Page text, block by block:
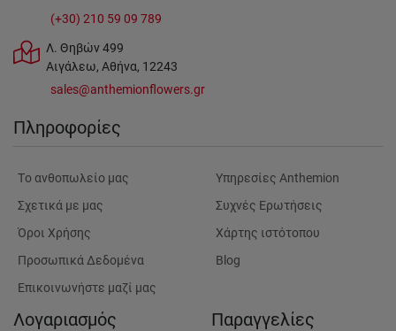
(+30) 210 59 09 789
Λ. Θηβών 499
Αιγάλεω, Αθήνα, 12243
sales@anthemionflowers.gr
Πληροφορίες
Tο ανθοπωλείο μας
Σχετικά με μας
Όροι Χρήσης
Προσωπικά Δεδομένα
Επικοινωνήστε μαζί μας
Υπηρεσίες Anthemion
Συχνές Ερωτήσεις
Χάρτης ιστότοπου
Blog
Λογαριασμός Παραγγελίες